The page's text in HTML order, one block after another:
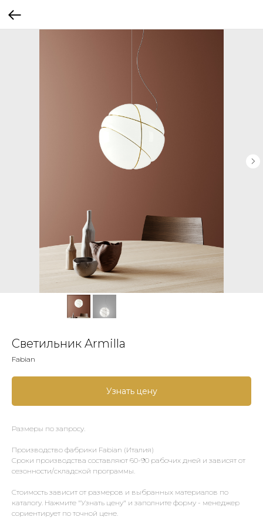
Светильник Armilla
Fabian
Узнать цену
Размеры по запросу.
Производство фабрики Fabian (Италия)
Сроки производства составляют 60-90 рабочих дней и зависят от
сезонности/складской программы.
Стоимость зависит от размеров и выбранных материалов по
каталогу. Нажмите "Узнать цену" и заполните форму - менеджер
сориентирует по точной цене.